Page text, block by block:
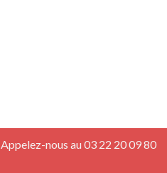
Appelez-nous au 03 22 20 09 80